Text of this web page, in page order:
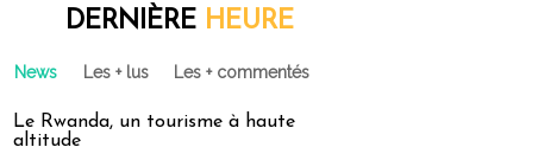
DERNIÈRE HEURE
News Les + lus Les + commentés
Le Rwanda, un tourisme à haute
altitude